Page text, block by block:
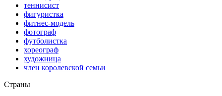
теннисист
фигуристка
фитнес-модель
фотограф
футболистка
хореограф
художница
член королевской семьи
Страны